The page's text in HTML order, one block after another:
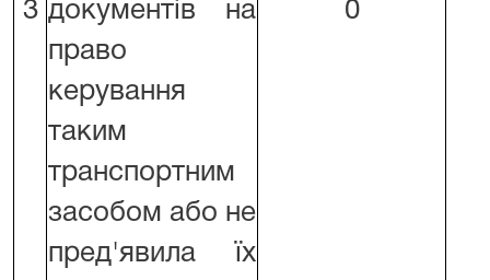
3 документів на
право
керування
таким
транспортним
засобом або не
пред'явила їх
0